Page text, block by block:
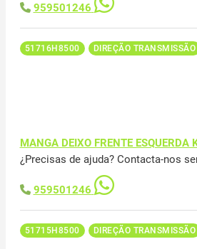
959501246
51716H8500 DIREÇÃO TRANSMISSÃO
MANGA DEIXO FRENTE ESQUERDA
¿Precisas de ajuda? Contacta-nos
959501246
51715H8500 DIREÇÃO TRANSMISSÃO